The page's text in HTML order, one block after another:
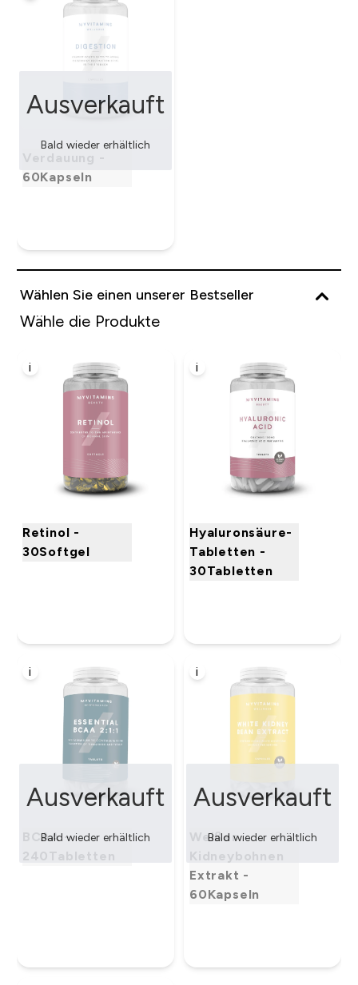
Verdauung -
60Kapseln
Ausverkauft
Bald wieder erhältlich
Wählen Sie einen unserer Bestseller
Wähle die Produkte
i
Retinol -
30Softgel
i
Hyaluronsäure-
Tabletten -
30Tabletten
i
BCAA -
240Tabletten
Ausverkauft
Bald wieder erhältlich
i
Weißer
Kidneybohnen
Extrakt -
60Kapseln
Ausverkauft
Bald wieder erhältlich